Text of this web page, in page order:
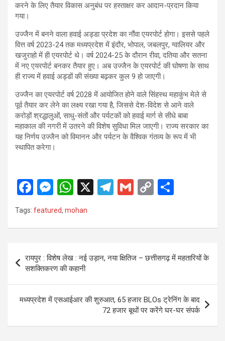
करने के लिए तैयार विकास अनुबंध पर हस्ताक्षर कर आदान-प्रदान किया
गया।
उज्जैन में बनने वाला हवाई अड्डा प्रदेश का नौंवा एयरपोर्ट होगा। इससे पहले
वित्त वर्ष 2023-24 तक मध्यप्रदेश में इंदौर, भोपाल, जबलपुर, ग्वालियर और
खजुराहो में ही एयरपोर्ट थे। वर्ष 2024-25 के दौरान रीवा, दतिया और सतना
में नए एयरपोर्ट बनकर तैयार हुए। अब उज्जैन के एयरपोर्ट की घोषणा के साथ
ही राज्य में हवाई अड्डों की संख्या बढ़कर कुल 9 हो जाएगी।
उज्जैन का एयरपोर्ट वर्ष 2028 में आयोजित होने वाले सिंहस्थ महाकुंभ मेले से
पूर्व तैयार कर लेने का लक्ष्य रखा गया है, जिससे देश-विदेश से आने वाले
करोड़ों श्रद्धालुओं, साधु-संतों और पर्यटकों को हवाई मार्ग से सीधे बाबा
महाकाल की नगरी में उतरने की विशेष सुविधा मिल जाएगी। राज्य सरकार का
यह निर्णय उज्जैन को विमानन और पर्यटन के वैश्विक गंतव्य के रूप में भी
स्थापित करेगा।
F
a
ce
o
o
k
M
es
se
g
er
W
h
at
A
p
p
X
T
a
G
C
n
Tags: featured, mohan
navigation
रायपुर : विशेष लेख : नई उड़ान, नया क्षितिज – छत्तीसगढ़ में महतारियों के
सशक्तिकरण की कहानी
मध्यप्रदेश में एसआईआर की शुरुआत, 65 हजार BLOs ट्रेनिंग के बाद
72 हजार बूथों पर करेंगे घर-घर संपर्क